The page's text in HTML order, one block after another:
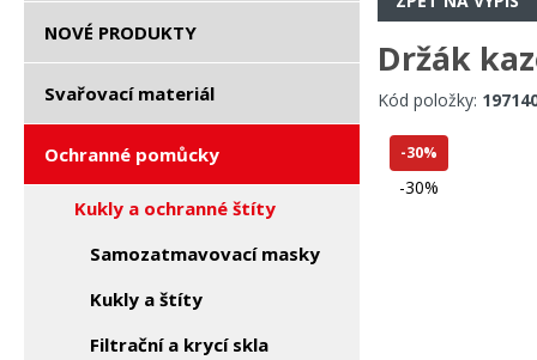
NOVÉ PRODUKTY
Svařovací materiál
Ochranné pomůcky
Kukly a ochranné štíty
Samozatmavovací masky
Kukly a štíty
Filtrační a krycí skla
Držák
Kód položky:
-30%
-30%